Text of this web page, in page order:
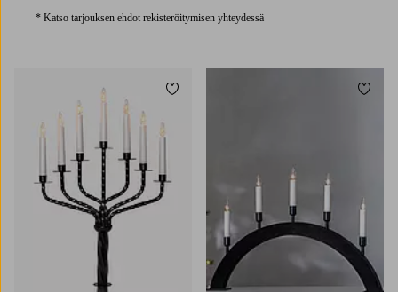
* Katso tarjouksen ehdot rekisteröitymisen yhteydessä
Lisää suosikkeihin Lisää